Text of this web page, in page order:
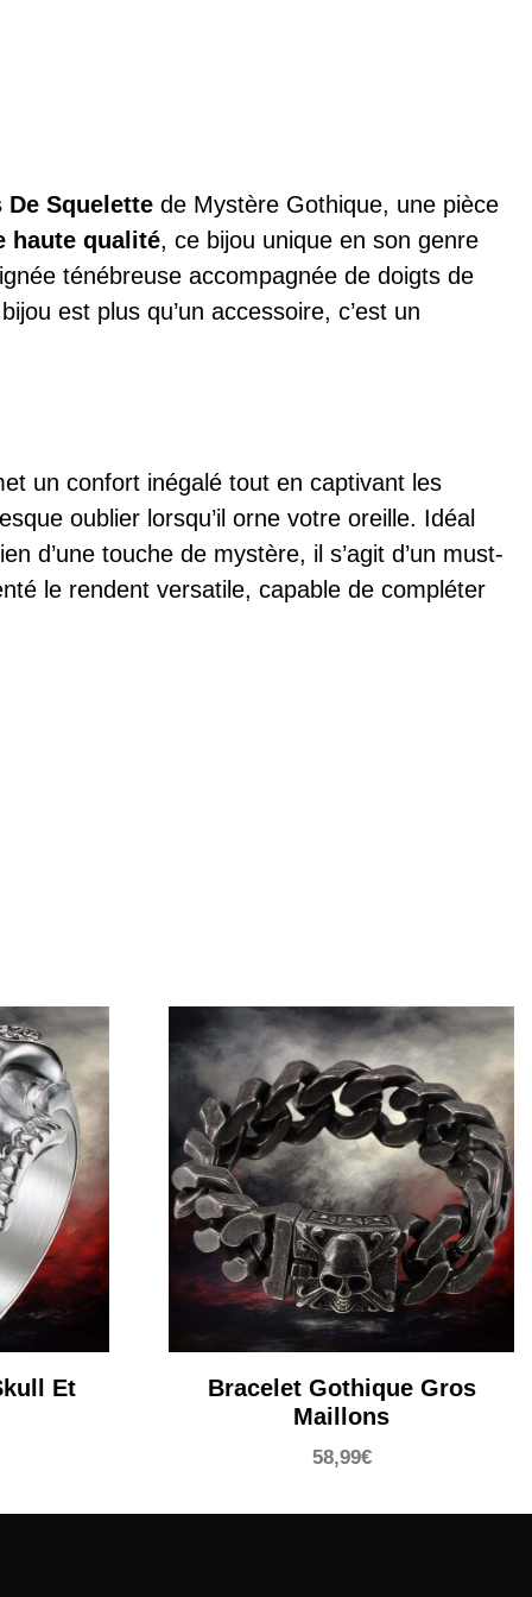
De Squelette de Mystère Gothique, une pièce
haute qualité, ce bijou unique en son genre
ténébreuse accompagnée de doigts de
est plus qu’un accessoire, c’est un
un confort inégalé tout en captivant les
oublier lorsqu’il orne votre oreille. Idéal
d’une touche de mystère, il s’agit d’un must-
le rendent versatile, capable de compléter
Et
Bracelet Gothique Gros
Maillons
58,99€